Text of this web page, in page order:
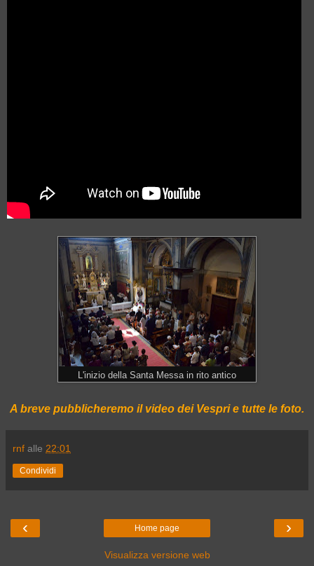
L'inizio della Santa Messa in rito antico
A breve pubblicheremo il video dei Vespri e tutte le foto.
rnf alle 22:01
Condividi
‹ ›
Home page
Visualizza versione web